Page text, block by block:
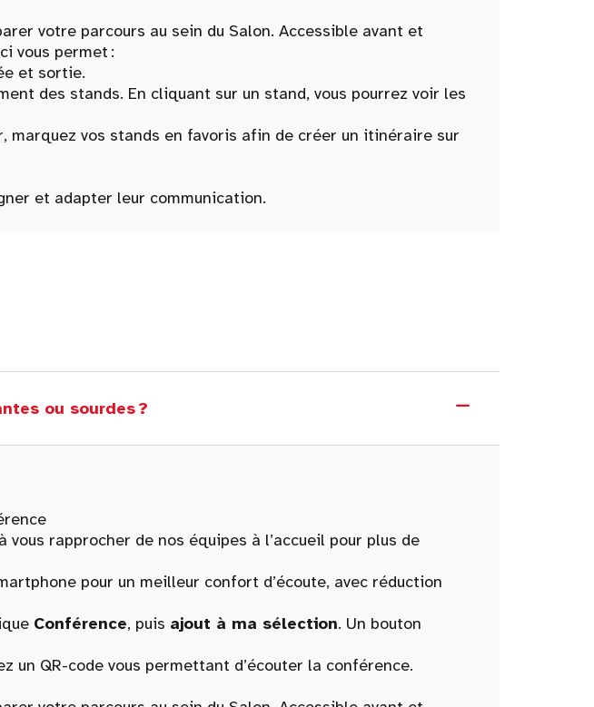
votre parcours au sein du Salon. Accessible avant et
vous permet :
et sortie.
des stands. En cliquant sur un stand, vous pourrez voir les
vos stands en favoris afin de créer un itinéraire sur
et adapter leur communication.
ou sourdes ?
rapprocher de nos équipes à l’accueil pour plus de
pour un meilleur confort d’écoute, avec réduction
Conférence, puis ajout à ma sélection. Un bouton
QR-code vous permettant d’écouter la conférence.